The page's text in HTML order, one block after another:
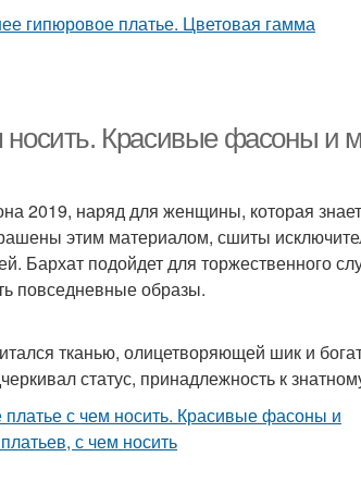
носить. Красивые фасоны и
2019, наряд для женщины, которая
этим материалом, сшиты
Бархат подойдет для торжественного
повседневные образы.
тканью, олицетворяющей шик и
статус, принадлежность к